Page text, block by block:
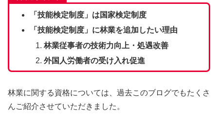
「技能検定制度」は国家検定制度
「技能検定制度」に林業を追加したい理由
林業従事者の技術力向上・処遇改善
外国人労働者の受け入れ促進
林業に関する資格については、過去このブログでもたくさ
んご紹介させていただきました。